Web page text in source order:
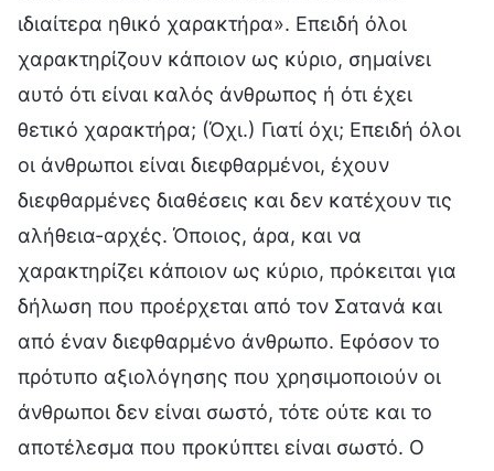
ιδιαίτερα ηθικό χαρακτήρα». Επειδή όλοι
χαρακτηρίζουν κάποιον ως κύριο, σημαίνει
αυτό ότι είναι καλός άνθρωπος ή ότι έχει
θετικό χαρακτήρα; (Όχι.) Γιατί όχι; Επειδή όλοι
οι άνθρωποι είναι διεφθαρμένοι, έχουν
διεφθαρμένες διαθέσεις και δεν κατέχουν τις
αλήθεια-αρχές. Όποιος, άρα, και να
χαρακτηρίζει κάποιον ως κύριο, πρόκειται για
δήλωση που προέρχεται από τον Σατανά και
από έναν διεφθαρμένο άνθρωπο. Εφόσον το
πρότυπο αξιολόγησης που χρησιμοποιούν οι
άνθρωποι δεν είναι σωστό, τότε ούτε και το
αποτέλεσμα που προκύπτει είναι σωστό. Ο